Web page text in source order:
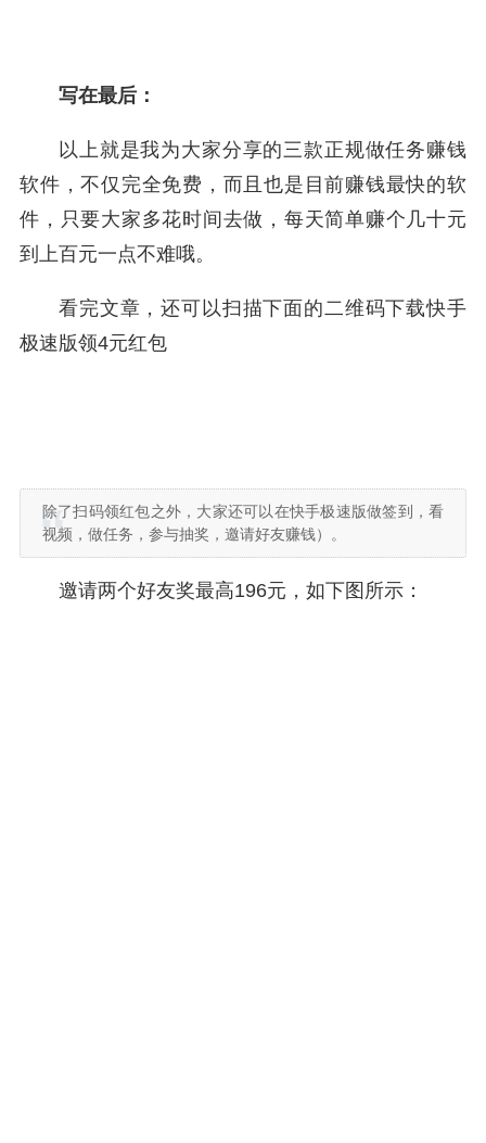
写在最后：
以上就是我为大家分享的三款正规做任务赚钱
软件，不仅完全免费，而且也是目前赚钱最快的软
件，只要大家多花时间去做，每天简单赚个几十元
到上百元一点不难哦。
看完文章，还可以扫描下面的二维码下载快手
极速版领4元红包
除了扫码领红包之外，大家还可以在快手极速版做签到，看
视频，做任务，参与抽奖，邀请好友赚钱）。
邀请两个好友奖最高196元，如下图所示：